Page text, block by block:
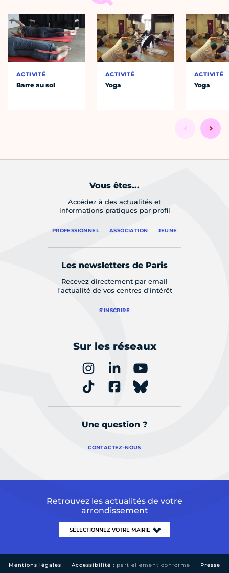
ACTIVITÉ
Barre au sol
ACTIVITÉ
Yoga
ACTIVITÉ
Yoga
Vous êtes...
Accédez à des actualités et
informations pratiques par profil
PROFESSIONNEL ASSOCIATION JEUNE
Les newsletters de Paris
Recevez directement par email
l'actualité de vos centres d'intérêt
S'INSCRIRE
Sur les réseaux
Une question ?
CONTACTEZ-NOUS
Retrouvez les actualités de votre
arrondissement
Mentions légales Accessibilité : partiellement conforme Presse